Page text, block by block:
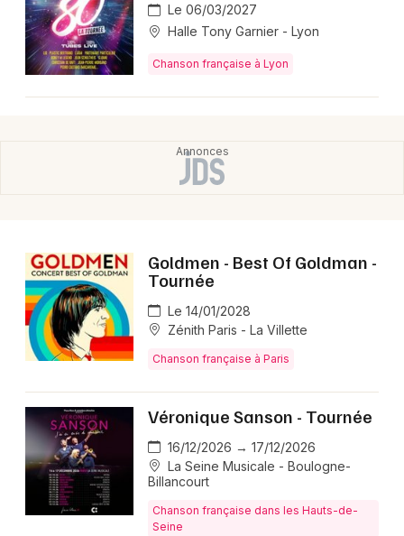
Le 06/03/2027
Halle Tony Garnier - Lyon
Chanson française à Lyon
Goldmen - Best Of Goldman -
Tournée
Le 14/01/2028
Zénith Paris - La Villette
Chanson française à Paris
Véronique Sanson - Tournée
16/12/2026 → 17/12/2026
La Seine Musicale - Boulogne-
Billancourt
Chanson française dans les Hauts-de-
Seine